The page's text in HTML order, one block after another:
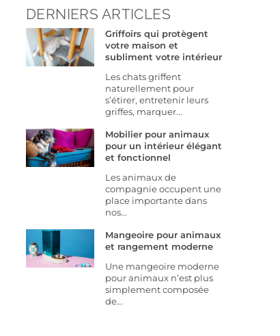
DERNIERS ARTICLES
Griffoirs qui protègent
votre maison et
subliment votre intérieur
Les chats griffent
naturellement pour
s’étirer, entretenir leurs
griffes, marquer...
Mobilier pour animaux
pour un intérieur élégant
et fonctionnel
Les animaux de
compagnie occupent une
place importante dans
nos...
Mangeoire pour animaux
et rangement moderne
Une mangeoire moderne
pour animaux n’est plus
simplement composée
de...